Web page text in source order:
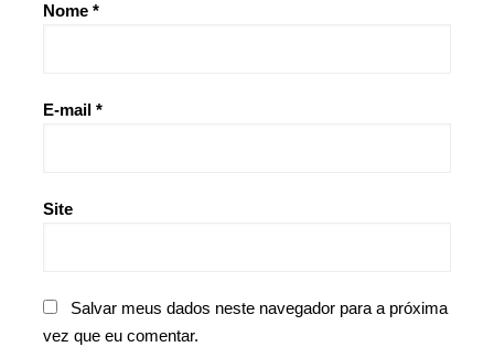
Nome *
E-mail *
Site
Salvar meus dados neste navegador para a próxima
vez que eu comentar.